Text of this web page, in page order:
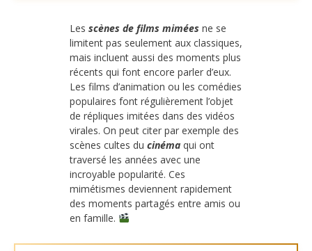
Les scènes de films mimées ne se
limitent pas seulement aux classiques,
mais incluent aussi des moments plus
récents qui font encore parler d’eux.
Les films d’animation ou les comédies
populaires font régulièrement l’objet
de répliques imitées dans des vidéos
virales. On peut citer par exemple des
scènes cultes du cinéma qui ont
traversé les années avec une
incroyable popularité. Ces
mimétismes deviennent rapidement
des moments partagés entre amis ou
en famille.